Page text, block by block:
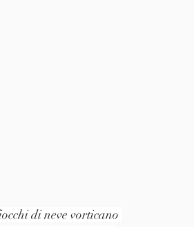
di neve vorticano